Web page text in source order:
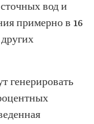
вод и
примерно в 16
генерировать